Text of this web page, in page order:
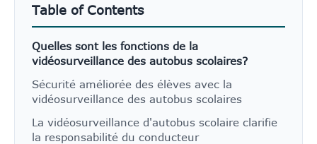
Table of Contents
Quelles sont les fonctions de la
vidéosurveillance des autobus scolaires?
Sécurité améliorée des élèves avec la
vidéosurveillance des autobus scolaires
La vidéosurveillance d'autobus scolaire clarifie
la responsabilité du conducteur